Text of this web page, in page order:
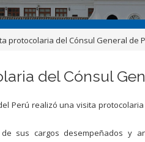
protocolaria del Cónsul General de
del Cónsul
Perú realizó una visita
sus cargos desempeñados y